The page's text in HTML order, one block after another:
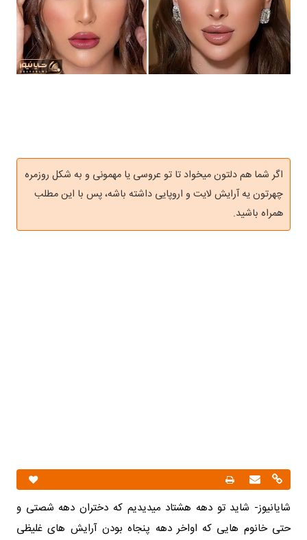
اگر شما هم دلتون میخواد تا تو عروسی یا مهمونی و به شکل روزمره
چهرتون یه آرایش لایت و اروپایی داشته باشه، پس با این مطلب
همراه باشید.
شایانیوز- شاید تو دهه هشتاد میدیدیم که دختران دهه شصتی و
حتی خانوم هایی که اواخر دهه پنجاه بودن آرایش های غلیظی